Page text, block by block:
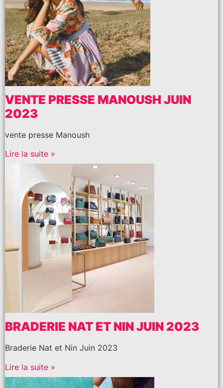
VENTE PRESSE MANOUSH JUIN
2023
vente presse Manoush
Lire la suite »
BRADERIE NAT ET NIN JUIN 2023
Braderie Nat et Nin Juin 2023
Lire la suite »